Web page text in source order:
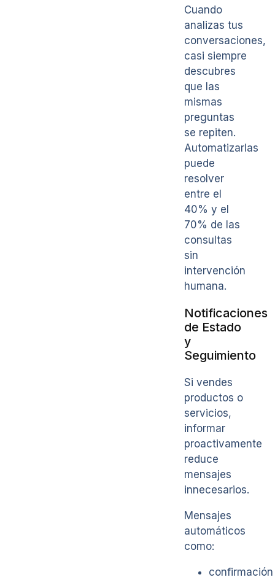
Cuando
analizas tus
conversaciones,
casi siempre
descubres
que las
mismas
preguntas
se repiten.
Automatizarlas
puede
resolver
entre el
40% y el
70% de las
consultas
sin
intervención
humana.
Notificaciones
de Estado
y
Seguimiento
Si vendes
productos o
servicios,
informar
proactivamente
reduce
mensajes
innecesarios.
Mensajes
automáticos
como:
confirmación